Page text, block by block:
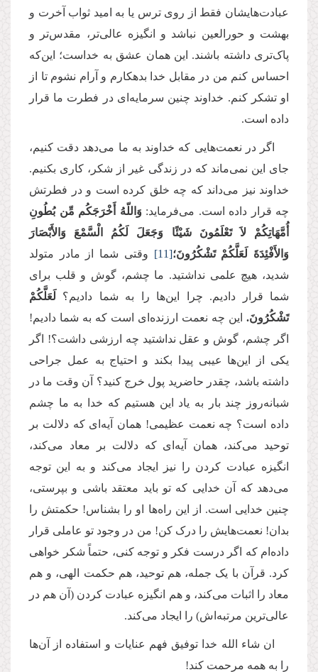
عبادت‌هایشان فقط از روی ترس یا به امید ثواب آخرت و
بهشت و حورالعین نباشد و انگیزه عالی‌تر، مقدس‌تر و
پاک‌تری داشته باشند. این همان عشق به خداست؛ این‌که
احساس کنم من در مقابل خدا بدهکارم و آرام نشوم تا از
او تشکر کنم. خداوند چنین سرمایه‌ای در فطرت ما قرار
داده است.
اگر در نعمت‌هایی که خداوند به ما می‌دهد دقت کنیم،
جای این نمی‌ماند که در زندگی غیر از شکر، کاری بکنیم.
خداوند نیز می‌داند که چه خلق کرده است و در فطرتش
چه قرار داده است. می‌فرماید:وَاللّهُ أَخْرَجَكُم مِّن بُطُونِ
أُمَّهَاتِكُمْ لاَ تَعْلَمُونَ شَیْئًا وَجَعَلَ لَكُمُ الْسَّمْعَ وَالأَبْصَارَ
وَالأَفْئِدَةَ لَعَلَّكُمْ تَشْكُرُونَ؛[11] وقتی شما از مادر متولد
شدید، هیچ علمی نداشتید. ما چشم، گوش و قلب برای
شما قرار دادیم. چرا این‌ها را به شما دادیم؟ لَعَلَّكُمْ
تَشْكُرُونَ. این چه نعمت ارزنده‌ای است که به شما دادیم!
اگر چشم، گوش و عقل نداشتید چه ارزشی داشت؟! اگر
یکی از این‌ها عیبی پیدا بکند و احتیاج به عمل جراحی
داشته باشد، چقدر حاضرید پول خرج کنید؟ آن وقت ما در
شبانه‌روز چند بار به یاد این هستیم که خدا به ما چشم
داده است؟ چه نعمت عظیمی! همان آیه‌ای که دلالت بر
توحید می‌کند، همان آیه‌ای که دلالت بر معاد می‌کند،
انگیزه عبادت کردن را نیز ایجاد می‌کند و به این توجه
می‌دهد ‌که آن خدایی که تو باید معتقد باشی و بپرستی،
چنین خدایی است. از این را‌ه‌ها او را ‌بشناس! حکمتش را
بدان! نعمت‌هایش را درک کن! من در وجود تو عاملی قرار
داده‌ام که اگر درست فکر و توجه کنی، حتماً شکر خواهی
کرد. قرآن با یک جمله، هم توحید، هم حکمت الهی، و هم
معاد را اثبات می‌کند، و هم انگیزه عبادت کردن (آن هم در
عالی‌ترین مرتبه‌اش) را ایجاد می‌کند.
ان‌ شاء الله خدا توفیق فهم عنایات و استفاده از آن‌ها
را به همه مرحمت کند! ‌